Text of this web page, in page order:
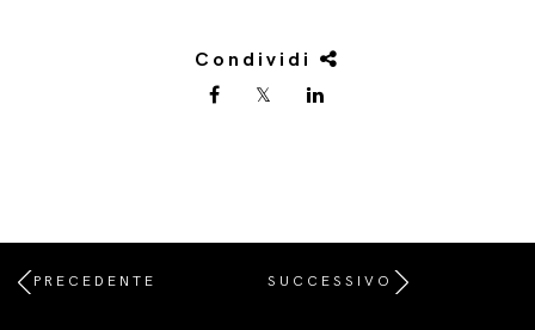
Condividi
PRECEDENTE SUCCESSIVO